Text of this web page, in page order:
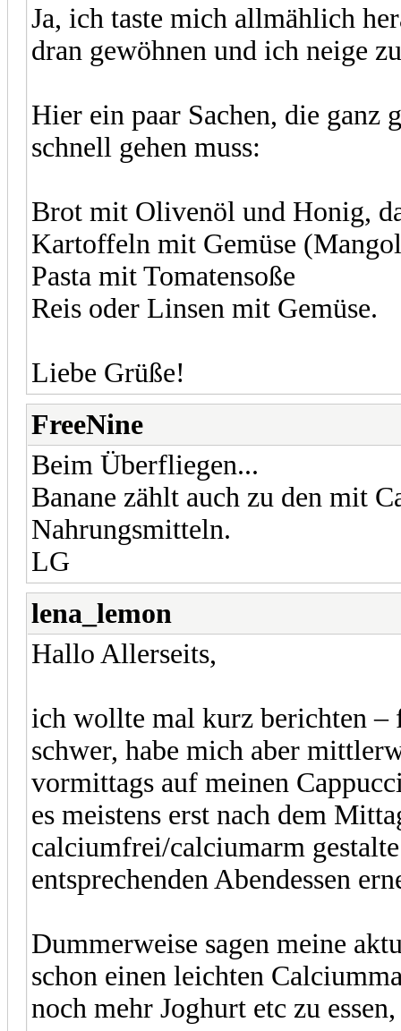
Ja, ich taste mich allmählich
dran gewöhnen und ich neige
Hier ein paar Sachen, die ganz
schnell gehen muss:
Brot mit Olivenöl und Honig,
Kartoffeln mit Gemüse
Pasta mit Tomatensoße
Reis oder Linsen mit Gemüse.
Liebe Grüße!
FreeNine
Beim Überfliegen...
Banane zählt auch zu den mit
Nahrungsmitteln.
LG
lena_lemon
Hallo Allerseits,
ich wollte mal kurz berichten
schwer, habe mich aber
vormittags auf meinen
es meistens erst nach dem
calciumfrei/calciumarm
entsprechenden Abendessen
Dummerweise sagen meine
schon einen leichten
noch mehr Joghurt etc zu